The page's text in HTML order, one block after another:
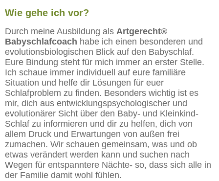
Wie gehe ich vor?
Durch meine Ausbildung als Artgerecht®
Babyschlafcoach habe ich einen besonderen und
evolutionsbiologischen Blick auf den Babyschlaf.
Eure Bindung steht für mich immer an erster Stelle.
Ich schaue immer individuell auf eure familiäre
Situation und helfe dir Lösungen für euer
Schlafproblem zu finden. Besonders wichtig ist es
mir, dich aus entwicklungspsychologischer und
evolutionärer Sicht über den Baby- und Kleinkind-
Schlaf zu informieren und dir zu helfen, dich von
allem Druck und Erwartungen von außen frei
zumachen. Wir schauen gemeinsam, was und ob
etwas verändert werden kann und suchen nach
Wegen für entspanntere Nächte- so, dass sich alle in
der Familie damit wohl fühlen.